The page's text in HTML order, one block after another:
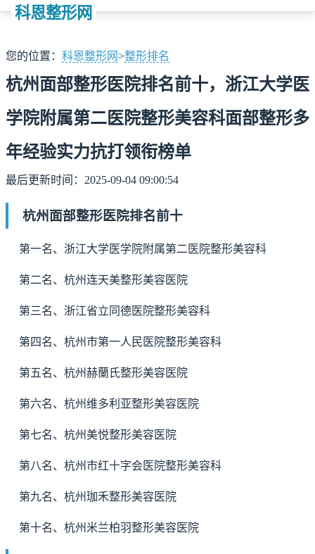
科恩整形网
您的位置： 科恩整形网>整形排名
杭州面部整形医院排名前十，浙江大学医
学院附属第二医院整形美容科面部整形多
年经验实力抗打领衔榜单
最后更新时间：2025-09-04 09:00:54
杭州面部整形医院排名前十
第一名、浙江大学医学院附属第二医院整形美容科
第二名、杭州连天美整形美容医院
第三名、浙江省立同德医院整形美容科
第四名、杭州市第一人民医院整形美容科
第五名、杭州赫蘭氏整形美容医院
第六名、杭州维多利亚整形美容医院
第七名、杭州美悦整形美容医院
第八名、杭州市红十字会医院整形美容科
第九名、杭州珈禾整形美容医院
第十名、杭州米兰柏羽整形美容医院